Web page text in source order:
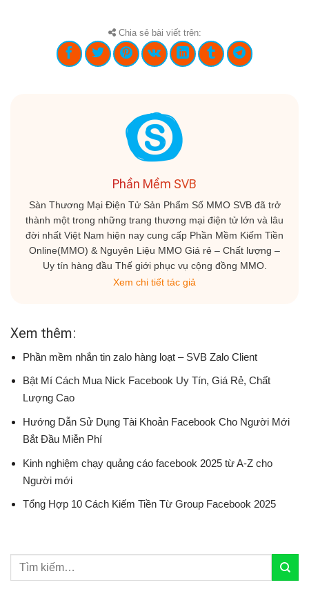
Chia sẻ bài viết trên:
Phần Mềm SVB
Sàn Thương Mại Điện Tử Sản Phẩm Số MMO SVB đã trở
thành một trong những trang thương mại điện tử lớn và lâu
đời nhất Việt Nam hiện nay cung cấp Phần Mềm Kiếm Tiền
Online(MMO) & Nguyên Liệu MMO Giá rẻ – Chất lượng –
Uy tín hàng đầu Thế giới phục vụ cộng đồng MMO.
Xem chi tiết tác giả
Xem thêm:
Phần mềm nhắn tin zalo hàng loạt – SVB Zalo Client
Bật Mí Cách Mua Nick Facebook Uy Tín, Giá Rẻ, Chất
Lượng Cao
Hướng Dẫn Sử Dụng Tài Khoản Facebook Cho Người Mới
Bắt Đầu Miễn Phí
Kinh nghiệm chạy quảng cáo facebook 2025 từ A-Z cho
Người mới
Tổng Hợp 10 Cách Kiếm Tiền Từ Group Facebook 2025